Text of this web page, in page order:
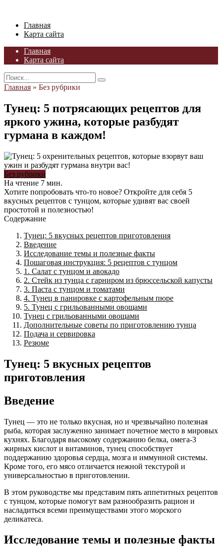
contentГлавная
Карта сайта
Главная
Карта сайта
Search
for:
Главная » Без рубрики
Тунец: 5 потрясающих рецептов для
яркого ужина, которые разбудят
гурмана в каждом!
Без рубрики
На чтение 7 мин.
Хотите попробовать что-то новое? Откройте для себя 5
вкусных рецептов с тунцом, которые удивят вас своей
простотой и полезностью!
Содержание
Тунец: 5 вкусных рецептов приготовления
Введение
Исследование темы и полезные факты
Пошаговая инструкция: 5 рецептов с тунцом
1. Салат с тунцом и авокадо
2. Стейк из тунца с гарниром из брюссельской капусты
3. Паста с тунцом и томатами
4. Тунец в панировке с картофельным пюре
5. Тунец с грильованными овощами
Тунец с грильованными овощами
Дополнительные советы по приготовлению тунца
Подача и сервировка
Резюме
Тунец: 5 вкусных рецептов
приготовления
Введение
Тунец — это не только вкусная, но и чрезвычайно полезная
рыба, которая заслуженно занимает почетное место в мировых
кухнях. Благодаря высокому содержанию белка, омега-3
жирных кислот и витаминов, тунец способствует
поддержанию здоровья сердца, мозга и иммунной системы.
Кроме того, его мясо отличается нежной текстурой и
универсальностью в приготовлении.
В этом руководстве мы представим пять аппетитных рецептов
с тунцом, которые помогут вам разнообразить рацион и
насладиться всеми преимуществами этого морского
деликатеса.
Исследование темы и полезные факты